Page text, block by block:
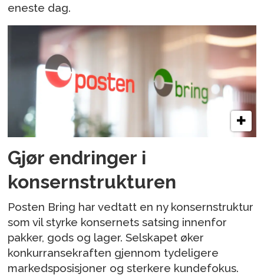
eneste dag.
Gjør endringer i
konsernstrukturen
Posten Bring har vedtatt en ny konsernstruktur
som vil styrke konsernets satsing innenfor
pakker, gods og lager. Selskapet øker
konkurransekraften gjennom tydeligere
markedsposisjoner og sterkere kundefokus.